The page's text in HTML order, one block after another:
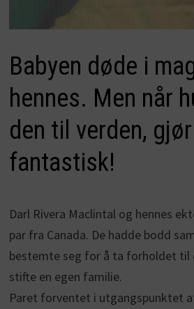
Babyen døde i
hennes. Men når
den til verden,
fantastisk!
Darl Rivera Maclintal og hennes
par fra Canada. De hadde bodd
bestemte seg for å ta forholdet til
stifte en egen familie.
Paret forventet i utgangspunktet